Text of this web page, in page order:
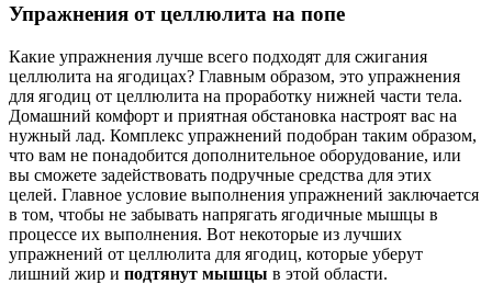
Упражнения от целлюлита на попе
Какие упражнения лучше всего подходят для сжигания
целлюлита на ягодицах? Главным образом, это упражнения
для ягодиц от целлюлита на проработку нижней части тела.
Домашний комфорт и приятная обстановка настроят вас на
нужный лад. Комплекс упражнений подобран таким образом,
что вам не понадобится дополнительное оборудование, или
вы сможете задействовать подручные средства для этих
целей. Главное условие выполнения упражнений заключается
в том, чтобы не забывать напрягать ягодичные мышцы в
процессе их выполнения. Вот некоторые из лучших
упражнений от целлюлита для ягодиц, которые уберут
лишний жир и подтянут мышцы в этой области.